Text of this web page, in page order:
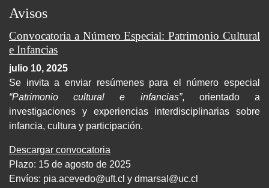
Avisos
Convocatoria a Número Especial: Patrimonio Cultural
e Infancias
julio 10, 2025
Se invita a enviar resúmenes para el número especial
“Patrimonio cultural e infancias”, orientado a
investigaciones y experiencias interdisciplinarias sobre
infancia, cultura y participación.
Descargar convocatoria
Plazo: 15 de agosto de 2025
Envíos: pia.acevedo@uft.cl y dmarsal@uc.cl